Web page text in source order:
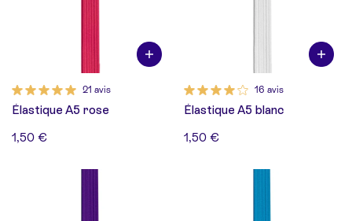
21 avis
Élastique A5 rose
1,50 €
16 avis
Élastique A5 blanc
1,50 €